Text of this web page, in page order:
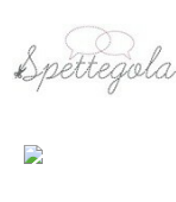
contenuto